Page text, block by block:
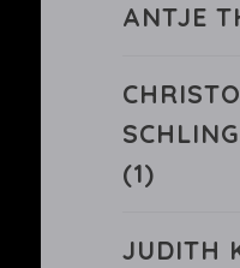
ANTJE
(1)
JUDITH